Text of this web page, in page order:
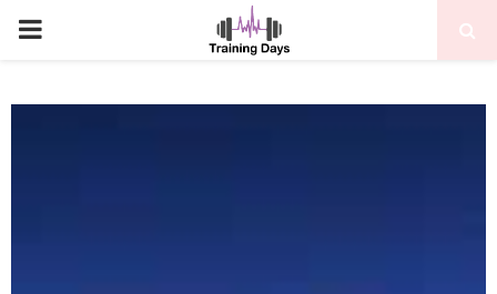
PRIMARY